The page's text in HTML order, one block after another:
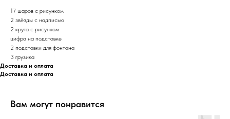
17 шаров с рисунком
2 звёзды с надписью
2 круга с рисунком
цифра на подставке
2 подставки для фонтана
3 грузика
Доставка и оплата
Доставка и оплата
Вам могут понравится